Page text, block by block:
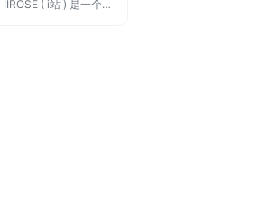
蔷薇花园 IIROSE ( i站 ) 是一个正在不断完善的虚拟世界 , 您可以把这里当作树洞亦或者是一个网络上的家 , 在这里您能找到属于自己的树洞和归属感 , 还能遇到各样性情的伙伴 , 开始一段旅程吧 。